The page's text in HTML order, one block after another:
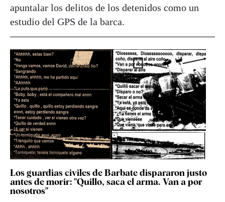
apuntalar los delitos de los detenidos como un
estudio del GPS de la barca.
Los guardias civiles de Barbate dispararon justo
antes de morir: "Quillo, saca el arma. Van a por
nosotros"